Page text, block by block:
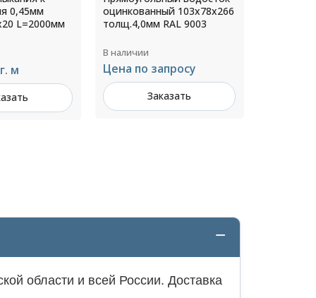
103х78х266
9003
В наличии
1 548 ₽ за шт
Заказать
области и всей России. Доставка